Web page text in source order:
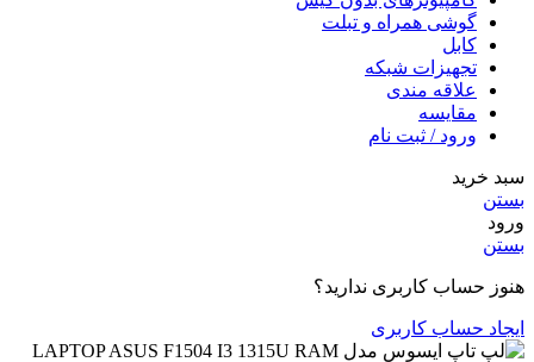
گوشی همراه و تبلت
کابل
تجهیزات شبکه
علاقه مندی
مقایسه
ورود / ثبت نام
سبد خرید
بستن
ورود
بستن
هنوز حساب کاربری ندارید؟
ایجاد حساب کاربری